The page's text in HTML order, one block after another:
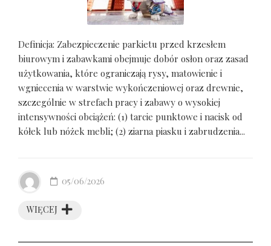
Definicja: Zabezpieczenie parkietu przed krzesłem
biurowym i zabawkami obejmuje dobór osłon oraz zasad
użytkowania, które ograniczają rysy, matowienie i
wgniecenia w warstwie wykończeniowej oraz drewnie,
szczególnie w strefach pracy i zabawy o wysokiej
intensywności obciążeń: (1) tarcie punktowe i nacisk od
kółek lub nóżek mebli; (2) ziarna piasku i zabrudzenia...
WIĘCEJ
05/06/2026